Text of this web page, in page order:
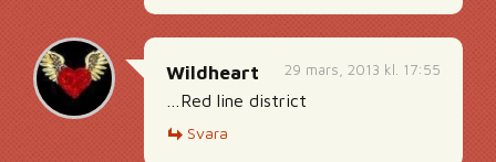
29 mars, 2013 kl. 17:55
Wildheart
…Red line district
Svara